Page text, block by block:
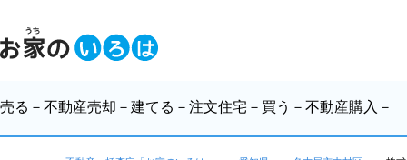
売る －不動産売却－ 建てる －注文住宅－ 買う －不動産購入－